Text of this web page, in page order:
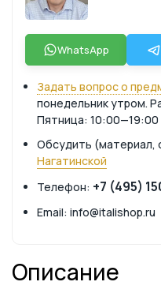
WhatsApp
Задать вопрос о
понедельник утром.
Пятница: 10:00—19:00
Обсудить (материал,
Нагатинской
Телефон: +7 (495)
Email: info@italishop.ru
Описание